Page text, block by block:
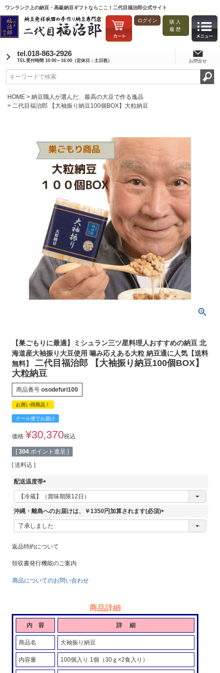
ワンランク上の納豆・高級納豆ギフトならここ！二代目福治郎公式サイト
ログイン
購入
履歴
tel.018-863-2926
TEL受付時間 10:00～16:00（定休日：土日祝） お問合せ
HOME
納豆職人が選んだ、最高の大豆で作る逸品
二代目福治郎 【大袖振り納豆100個BOX】大粒納豆
【巣ごもりに最適】ミシュラン三ツ星料理人おすすめの納豆 北
海道産大袖振り大豆使用 噛み応えある大粒 納豆通に人気【送料
無料】
二代目福治郎 【大袖振り納豆100個BOX】
大粒納豆
商品番号 osodefuri100
お買い得商品！
クール便でお届け
価格 ¥30,370税込
[ 304 ポイント進呈 ]
送料込
配送温度帯
(
必
須
)
沖縄・離島へのお届けは、￥1350円加算されます(必須)
(
必
返品特約について
領収書発行機能のご案内
商品についてのお問い合わせ
商品詳細
内 容 詳 細
商品名 大袖振り納豆
内容量 100個入り 1個（30ｇ×2食入り）